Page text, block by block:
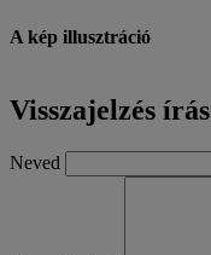
A kép illusztráció
Visszajelzés írás
Neved